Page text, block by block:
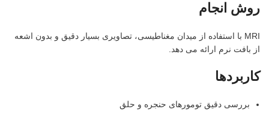
روش انجام
MRI با استفاده از میدان مغناطیسی، تصاویری بسیار دقیق و بدون اشعه
از بافت نرم ارائه می دهد.
کاربردها
بررسی دقیق تومورهای حنجره و حلق